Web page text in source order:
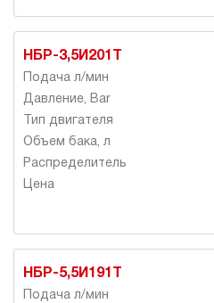
НБР-3,5И201Т
НБР-5,5И191Т